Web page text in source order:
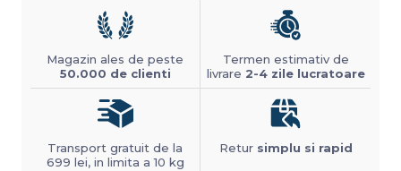
Magazin ales de peste
50.000 de clienti
Termen estimativ de
livrare 2-4 zile lucratoare
Transport gratuit de la
699 lei, in limita a 10 kg
Retur simplu si rapid